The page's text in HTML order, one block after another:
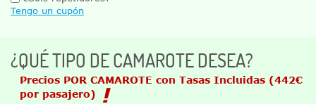
Tengo un cupón
¿QUÉ TIPO DE CAMAROTE DESEA?
Precios POR CAMAROTE con Tasas Incluidas (442€
por pasajero)